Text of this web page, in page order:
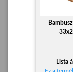
Lista
Ez a